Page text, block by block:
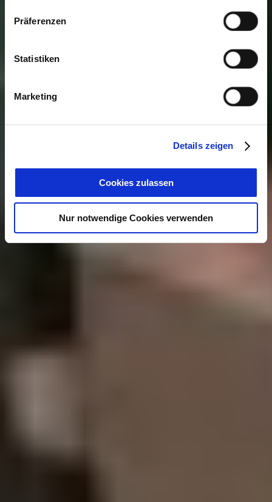
Präferenzen
Statistiken
Marketing
Details zeigen
Cookies zulassen
Nur notwendige Cookies verwenden